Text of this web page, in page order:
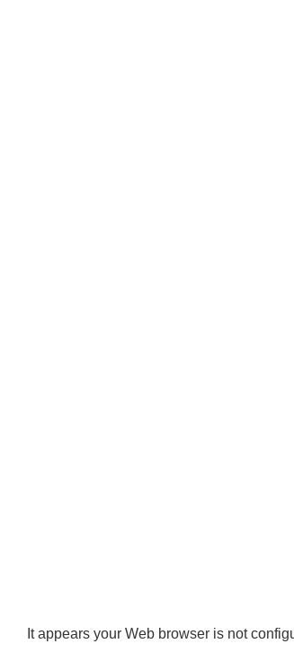
It appears your Web browser is not